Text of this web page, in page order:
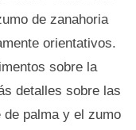
de zanahoria
orientativos.
sobre la
detalles sobre las
de palma y el zumo